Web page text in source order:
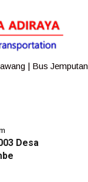
| Bus Jemputan
Desa